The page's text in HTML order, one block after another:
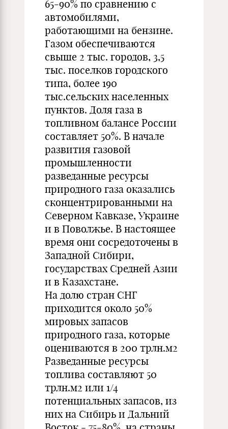
65-90% по сравнению с
автомобилями,
работающими на бензине.
Газом обеспечиваются
свыше 2 тыс. городов, 3,5
тыс. поселков городского
типа, более 190
тыс.сельских населенных
пунктов. Доля газа в
топливном балансе России
составляет 50%. В начале
развития газовой
промышленности
разведанные ресурсы
природного газа оказались
сконцентрированными на
Северном Кавказе, Украине
и в Поволжье. В настоящее
время они сосредоточены в
Западной Сибири,
государствах Средней Азии
и в Казахстане.
На долю стран СНГ
приходится около 50%
мировых запасов
природного газа, которые
оцениваются в 200 трлн.м2
Разведанные ресурсы
топлива составляют 50
трлн.м2 или 1/4
потенциальных запасов, из
них на Сибирь и Дальний